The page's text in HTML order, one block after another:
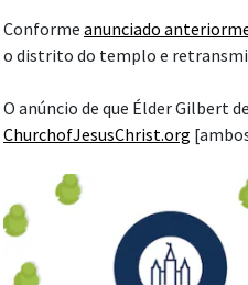
Conforme anunciado
o distrito do templo e
O anúncio de que Élder Gilbert
ChurchofJesusChrist.org